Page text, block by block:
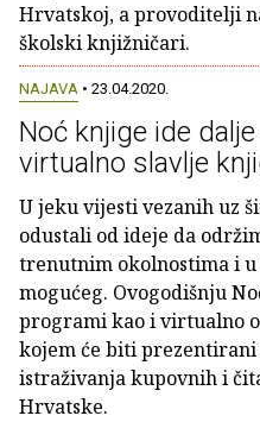
Hrvatskoj, a provoditelji
školski knjižničari.
NAJAVA • 23.04.2020.
Noć knjige ide
virtualno slavlje
U jeku vijesti vezanih uz
odustali od ideje da
trenutnim okolnostima i
mogućeg. Ovogodišnju
programi kao i virtualno
kojem će biti
istraživanja kupovnih i
Hrvatske.